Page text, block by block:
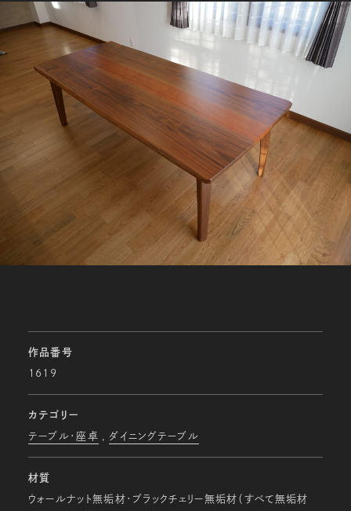
作品番号
1619
カテゴリー
テーブル・座卓 ダイニングテーブル
材質
ウォールナット無垢材・ブラックチェリー無垢材（すべて無垢材